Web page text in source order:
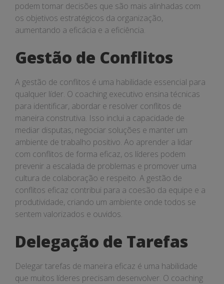
podem tomar decisões que são mais alinhadas com
os objetivos estratégicos da organização,
aumentando a eficácia e a eficiência.
Gestão de Conflitos
A gestão de conflitos é uma habilidade essencial para
qualquer líder. O coaching executivo ensina técnicas
para identificar, abordar e resolver conflitos de
maneira construtiva. Isso inclui a capacidade de
mediar disputas, negociar soluções e manter um
ambiente de trabalho positivo. Ao aprender a lidar
com conflitos de forma eficaz, os líderes podem
prevenir a escalada de problemas e promover uma
cultura de colaboração e respeito. A gestão de
conflitos eficaz contribui para a coesão da equipe e a
produtividade, criando um ambiente onde todos se
sentem valorizados e ouvidos.
Delegação de Tarefas
Delegar tarefas de maneira eficaz é uma habilidade
que muitos líderes precisam desenvolver. O coaching